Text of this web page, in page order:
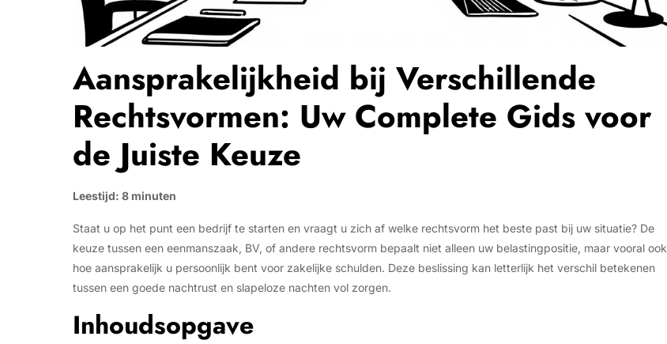
Aansprakelijkheid bij Verschillende
Rechtsvormen: Uw Complete Gids voor
de Juiste Keuze
Leestijd: 8 minuten
Staat u op het punt een bedrijf te starten en vraagt u zich af welke rechtsvorm het beste past bij uw situatie? De
keuze tussen een eenmanszaak, BV, of andere rechtsvorm bepaalt niet alleen uw belastingpositie, maar vooral ook
hoe aansprakelijk u persoonlijk bent voor zakelijke schulden. Deze beslissing kan letterlijk het verschil betekenen
tussen een goede nachtrust en slapeloze nachten vol zorgen.
Inhoudsopgave